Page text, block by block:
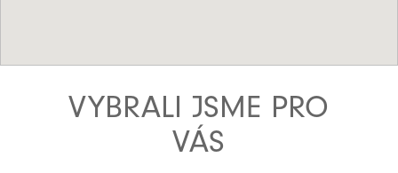
VYBRALI JSME PRO
VÁS